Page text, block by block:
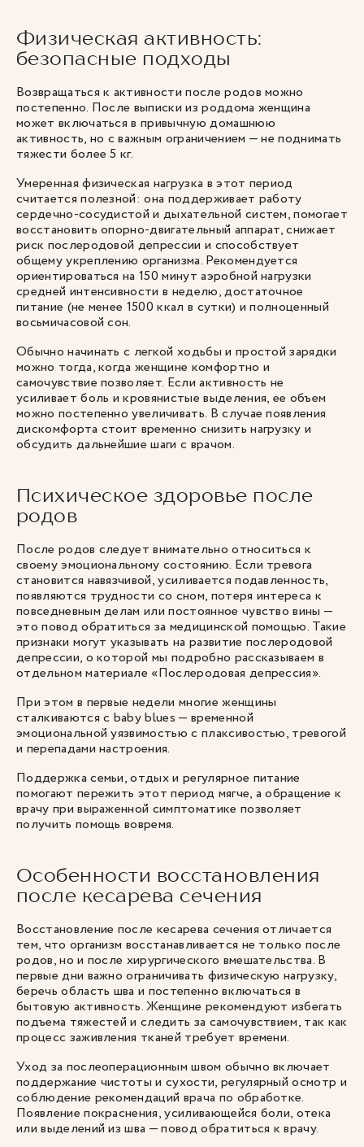
Физическая активность:
безопасные подходы
Возвращаться к активности после родов можно
постепенно. После выписки из роддома женщина
может включаться в привычную домашнюю
активность, но с важным ограничением — не поднимать
тяжести более 5 кг.
Умеренная физическая нагрузка в этот период
считается полезной: она поддерживает работу
сердечно-сосудистой и дыхательной систем, помогает
восстановить опорно-двигательный аппарат, снижает
риск послеродовой депрессии и способствует
общему укреплению организма. Рекомендуется
ориентироваться на 150 минут аэробной нагрузки
средней интенсивности в неделю, достаточное
питание (не менее 1500 ккал в сутки) и полноценный
восьмичасовой сон.
Обычно начинать с легкой ходьбы и простой зарядки
можно тогда, когда женщине комфортно и
самочувствие позволяет. Если активность не
усиливает боль и кровянистые выделения, ее объем
можно постепенно увеличивать. В случае появления
дискомфорта стоит временно снизить нагрузку и
обсудить дальнейшие шаги с врачом.
Психическое здоровье после
родов
После родов следует внимательно относиться к
своему эмоциональному состоянию. Если тревога
становится навязчивой, усиливается подавленность,
появляются трудности со сном, потеря интереса к
повседневным делам или постоянное чувство вины —
это повод обратиться за медицинской помощью. Такие
признаки могут указывать на развитие послеродовой
депрессии, о которой мы подробно рассказываем в
отдельном материале «Послеродовая депрессия».
При этом в первые недели многие женщины
сталкиваются с baby blues — временной
эмоциональной уязвимостью с плаксивостью, тревогой
и перепадами настроения.
Поддержка семьи, отдых и регулярное питание
помогают пережить этот период мягче, а обращение к
врачу при выраженной симптоматике позволяет
получить помощь вовремя.
Особенности восстановления
после кесарева сечения
Восстановление после кесарева сечения отличается
тем, что организм восстанавливается не только после
родов, но и после хирургического вмешательства. В
первые дни важно ограничивать физическую нагрузку,
беречь область шва и постепенно включаться в
бытовую активность. Женщине рекомендуют избегать
подъема тяжестей и следить за самочувствием, так как
процесс заживления тканей требует времени.
Уход за послеоперационным швом обычно включает
поддержание чистоты и сухости, регулярный осмотр и
соблюдение рекомендаций врача по обработке.
Появление покраснения, усиливающейся боли, отека
или выделений из шва — повод обратиться к врачу.